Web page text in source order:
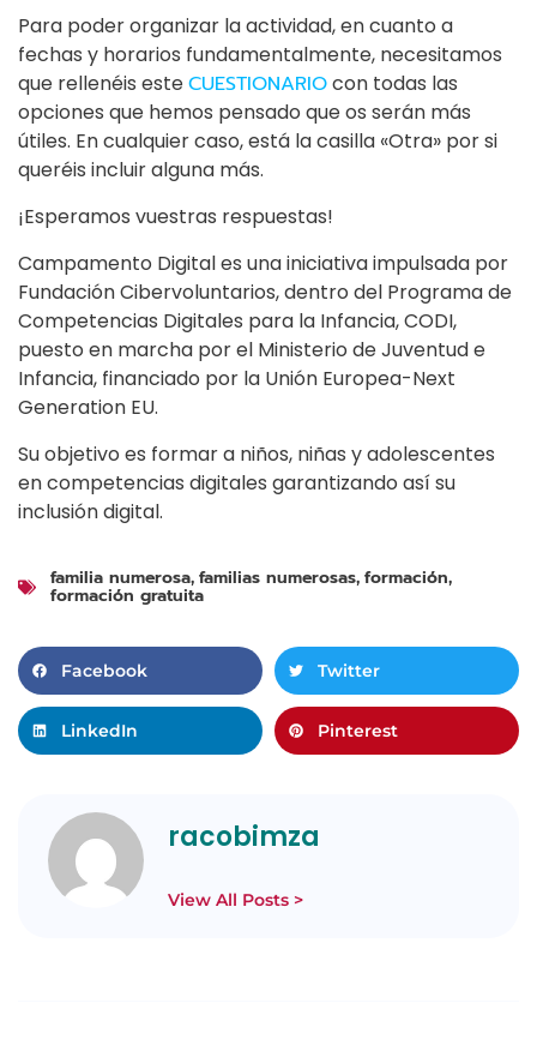
Para poder organizar la actividad, en cuanto a
fechas y horarios fundamentalmente, necesitamos
que rellenéis esteCUESTIONARIOcon todas las
opciones que hemos pensado que os serán más
útiles. En cualquier caso, está la casilla «Otra» por si
queréis incluir alguna más.
¡Esperamos vuestras respuestas!
Campamento Digital es una iniciativa impulsada por
Fundación Cibervoluntarios, dentro del Programa de
Competencias Digitales para la Infancia, CODI,
puesto en marcha por el Ministerio de Juventud e
Infancia, financiado por la Unión Europea-Next
Generation EU.
Su objetivo es formar a niños, niñas y adolescentes
en competencias digitales garantizando así su
inclusión digital.
familia numerosa, familias numerosas, formación,
formación gratuita
Facebook Twitter
LinkedIn Pinterest
racobimza
View All Posts >